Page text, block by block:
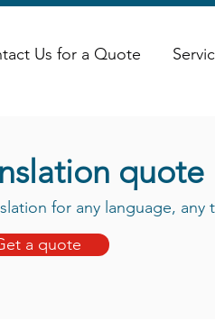
Us for a Quote
quote
for any language, any
a quote